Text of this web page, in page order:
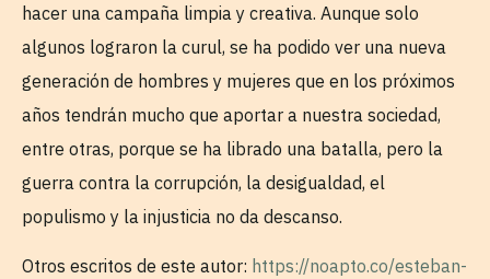
hacer una campaña limpia y creativa. Aunque solo
algunos lograron la curul, se ha podido ver una nueva
generación de hombres y mujeres que en los próximos
años tendrán mucho que aportar a nuestra sociedad,
entre otras, porque se ha librado una batalla, pero la
guerra contra la corrupción, la desigualdad, el
populismo y la injusticia no da descanso.
Otros escritos de este autor: https://noapto.co/esteban-